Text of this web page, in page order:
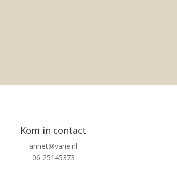
Kom in contact
annet@varie.nl
06 25145373